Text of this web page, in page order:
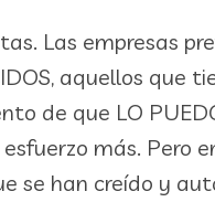
Las empresas
aquellos que
de que LO
más. Pero
se han creído y